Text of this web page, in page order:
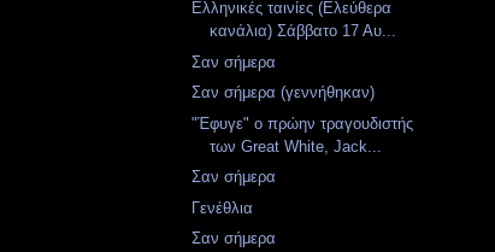
Ελληνικές ταινίες (Ελεύθερα
κανάλια) Σάββατο 17 Αυ...
Σαν σήμερα
Σαν σήμερα (γεννήθηκαν)
"Έφυγε" ο πρώην τραγουδιστής
των Great White, Jack...
Σαν σήμερα
Γενέθλια
Σαν σήμερα